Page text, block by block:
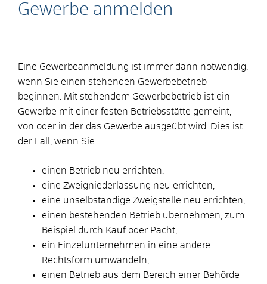
Gewerbe anmelden
Eine Gewerbeanmeldung ist immer dann notwendig,
wenn Sie einen stehenden Gewerbebetrieb
beginnen. Mit stehendem Gewerbebetrieb ist ein
Gewerbe mit einer festen Betriebsstätte gemeint,
von oder in der das Gewerbe ausgeübt wird. Dies ist
der Fall, wenn Sie
einen Betrieb neu errichten,
eine Zweigniederlassung neu errichten,
eine unselbständige Zweigstelle neu errichten,
einen bestehenden Betrieb übernehmen, zum
Beispiel durch Kauf oder Pacht,
ein Einzelunternehmen in eine andere
Rechtsform umwandeln,
einen Betrieb aus dem Bereich einer Behörde